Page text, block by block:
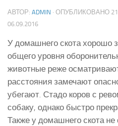
АВТОР: ADMIN · ОПУБЛИКОВАНО
06.09.2016
У домашнего скота хорошо
общего уровня
животные реже
расстояния замечают
убегают. Стадо коров с
собаку, однако быстро
Также у домашнего скота не